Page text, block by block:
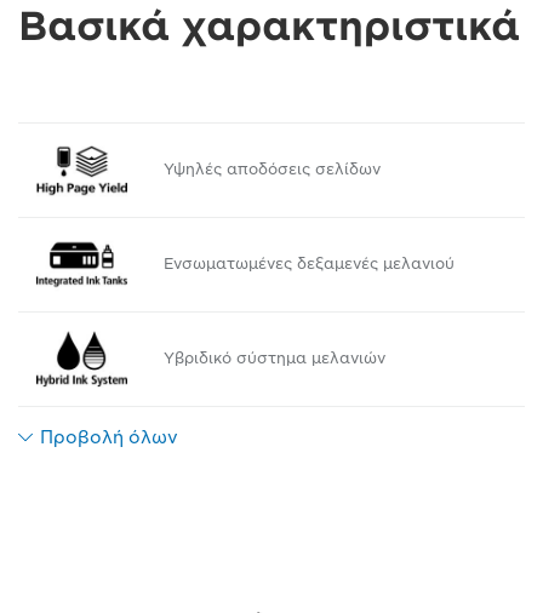
Βασικά χαρακτηριστικά
Υψηλές αποδόσεις σελίδων
Ενσωματωμένες δεξαμενές μελανιού
Υβριδικό σύστημα μελανιών
Προβολή όλων